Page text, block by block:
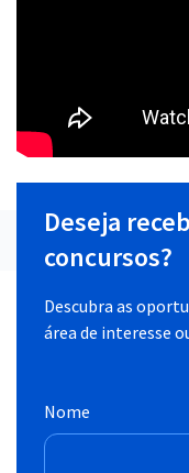
Deseja
concursos?
Descubra as
área de interesse
Nome